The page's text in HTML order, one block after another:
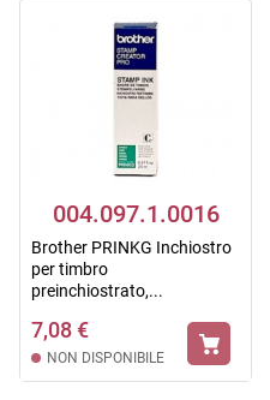
004.097.1.0016
Brother PRINKG Inchiostro
per timbro
preinchiostrato,...
7,08 €
NON DISPONIBILE